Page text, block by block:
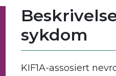
sykdom
KIF1A-assosiert